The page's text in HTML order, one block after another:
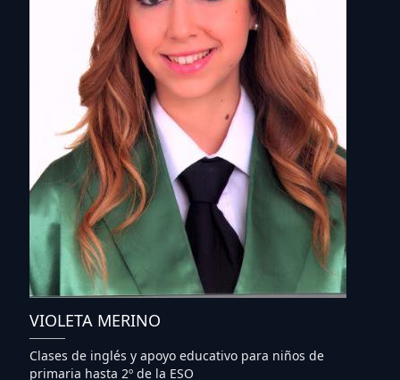
VIOLETA MERINO
Clases de inglés y apoyo educativo para niños de
primaria hasta 2º de la ESO